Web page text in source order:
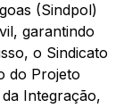
(Sindpol)
garantindo
o Sindicato
do Projeto
Integração,